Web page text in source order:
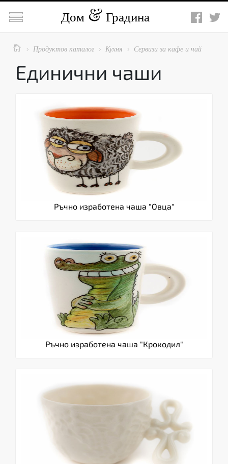
 Дом Градина
  Продуктов каталог  Кухня  Сервизи за кафе и чай
Единични чаши
Ръчно изработена чаша "Овца"
Ръчно изработена чаша "Крокодил"